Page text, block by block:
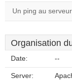
Un ping au
Organisation
Date: --
Server: